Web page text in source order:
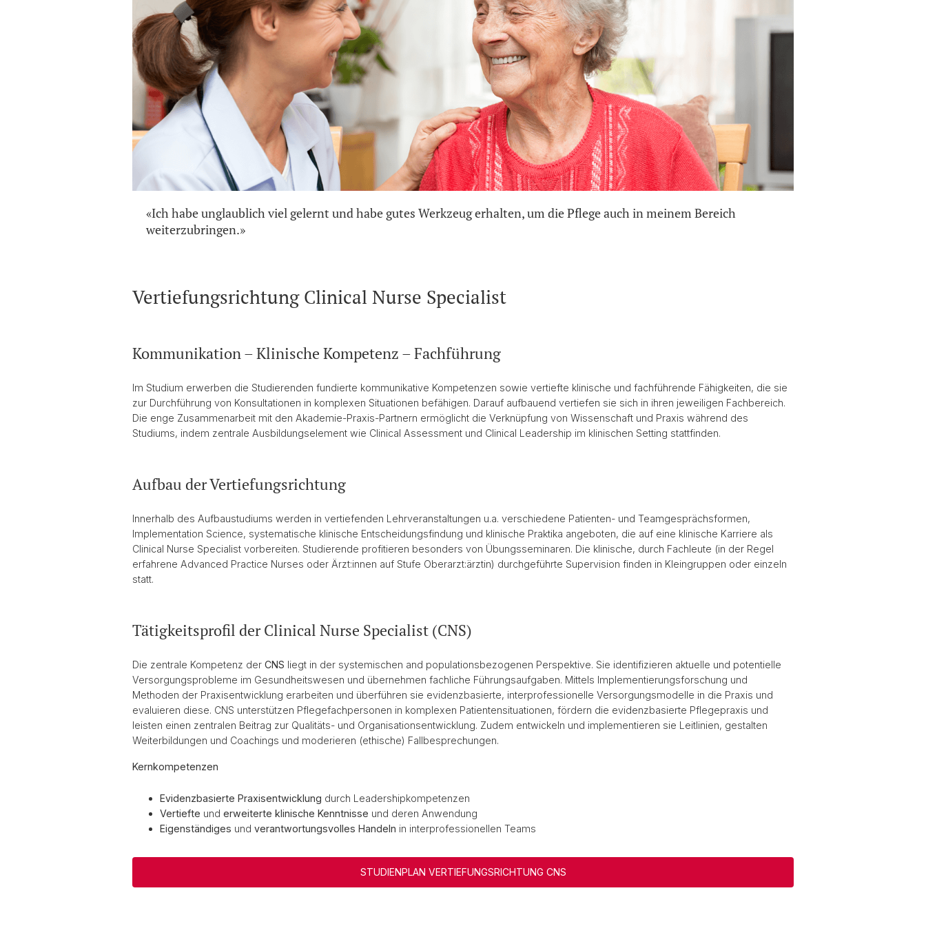
«Ich habe unglaublich viel gelernt und habe gutes Werkzeug erhalten, um die Pflege auch in meinem Bereich
weiterzubringen.»
Vertiefungsrichtung Clinical Nurse Specialist
Kommunikation – Klinische Kompetenz – Fachführung
Im Studium erwerben die Studierenden fundierte kommunikative Kompetenzen sowie vertiefte klinische und fachführende Fähigkeiten, die sie
zur Durchführung von Konsultationen in komplexen Situationen befähigen. Darauf aufbauend vertiefen sie sich in ihren jeweiligen Fachbereich.
Die enge Zusammenarbeit mit den Akademie-Praxis-Partnern ermöglicht die Verknüpfung von Wissenschaft und Praxis während des
Studiums, indem zentrale Ausbildungselement wie Clinical Assessment und Clinical Leadership im klinischen Setting stattfinden.
Aufbau der Vertiefungsrichtung
Innerhalb des Aufbaustudiums werden in vertiefenden Lehrveranstaltungen u.a. verschiedene Patienten- und Teamgesprächsformen,
Implementation Science, systematische klinische Entscheidungsfindung und klinische Praktika angeboten, die auf eine klinische Karriere als
Clinical Nurse Specialist vorbereiten. Studierende profitieren besonders von Übungsseminaren. Die klinische, durch Fachleute (in der Regel
erfahrene Advanced Practice Nurses oder Ärzt:innen auf Stufe Oberarzt:ärztin) durchgeführte Supervision finden in Kleingruppen oder einzeln
statt.
Tätigkeitsprofil der Clinical Nurse Specialist (CNS)
Die zentrale Kompetenz der CNS liegt in der systemischen and populationsbezogenen Perspektive. Sie identifizieren aktuelle und potentielle
Versorgungsprobleme im Gesundheitswesen und übernehmen fachliche Führungsaufgaben. Mittels Implementierungsforschung und
Methoden der Praxisentwicklung erarbeiten und überführen sie evidenzbasierte, interprofessionelle Versorgungsmodelle in die Praxis und
evaluieren diese. CNS unterstützen Pflegefachpersonen in komplexen Patientensituationen, fördern die evidenzbasierte Pflegepraxis und
leisten einen zentralen Beitrag zur Qualitäts- und Organisationsentwicklung. Zudem entwickeln und implementieren sie Leitlinien, gestalten
Weiterbildungen und Coachings und moderieren (ethische) Fallbesprechungen.
Kernkompetenzen
Evidenzbasierte Praxisentwicklung durch Leadershipkompetenzen
Vertiefte und erweiterte klinische Kenntnisse und deren Anwendung
Eigenständiges und verantwortungsvolles Handeln in interprofessionellen Teams
STUDIENPLAN VERTIEFUNGSRICHTUNG CNS